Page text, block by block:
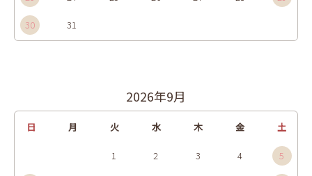
30 31
2026年9月
日 月 火 水 木 金 土
1 2 3 4 5